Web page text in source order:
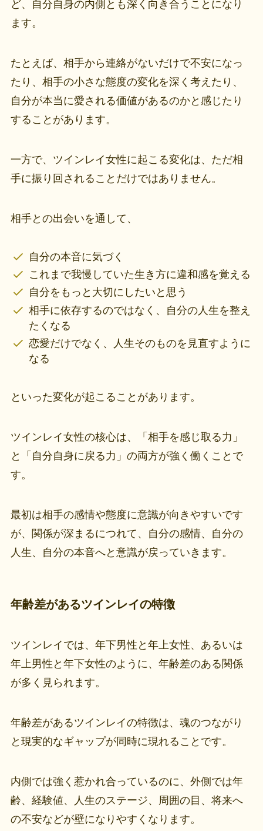
ど、自分自身の内側とも深く向き合うことになり
ます。
たとえば、相手から連絡がないだけで不安になっ
たり、相手の小さな態度の変化を深く考えたり、
自分が本当に愛される価値があるのかと感じたり
することがあります。
一方で、ツインレイ女性に起こる変化は、ただ相
手に振り回されることだけではありません。
相手との出会いを通して、
自分の本音に気づく
これまで我慢していた生き方に違和感を覚える
自分をもっと大切にしたいと思う
相手に依存するのではなく、自分の人生を整え
たくなる
恋愛だけでなく、人生そのものを見直すように
なる
といった変化が起こることがあります。
ツインレイ女性の核心は、「相手を感じ取る力」
と「自分自身に戻る力」の両方が強く働くことで
す。
最初は相手の感情や態度に意識が向きやすいです
が、関係が深まるにつれて、自分の感情、自分の
人生、自分の本音へと意識が戻っていきます。
年齢差があるツインレイの特徴
ツインレイでは、年下男性と年上女性、あるいは
年上男性と年下女性のように、年齢差のある関係
が多く見られます。
年齢差があるツインレイの特徴は、魂のつながり
と現実的なギャップが同時に現れることです。
内側では強く惹かれ合っているのに、外側では年
齢、経験値、人生のステージ、周囲の目、将来へ
の不安などが壁になりやすくなります。